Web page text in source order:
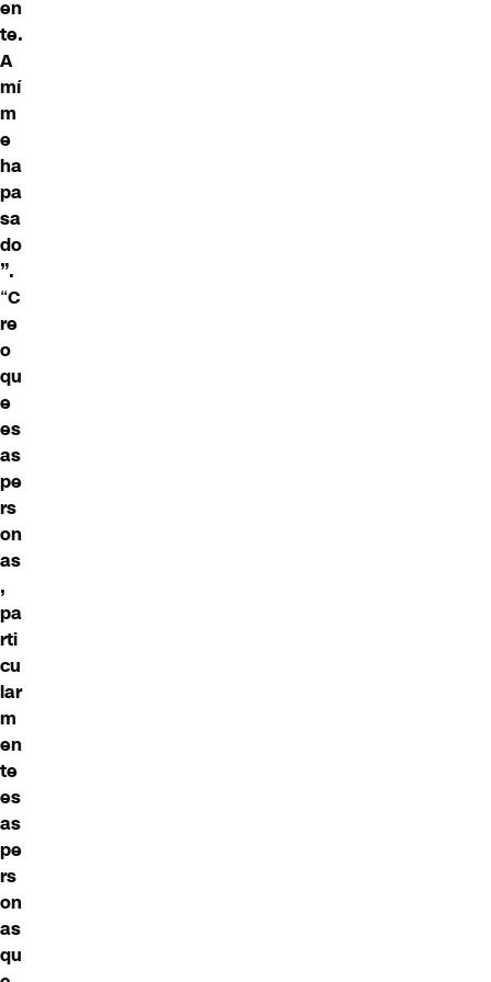
en
te.
A
mí
m
e
ha
pa
sa
do
”.
“C
re
o
qu
e
es
as
pe
rs
on
as
,
pa
rti
cu
lar
m
en
te
es
as
pe
rs
on
as
qu